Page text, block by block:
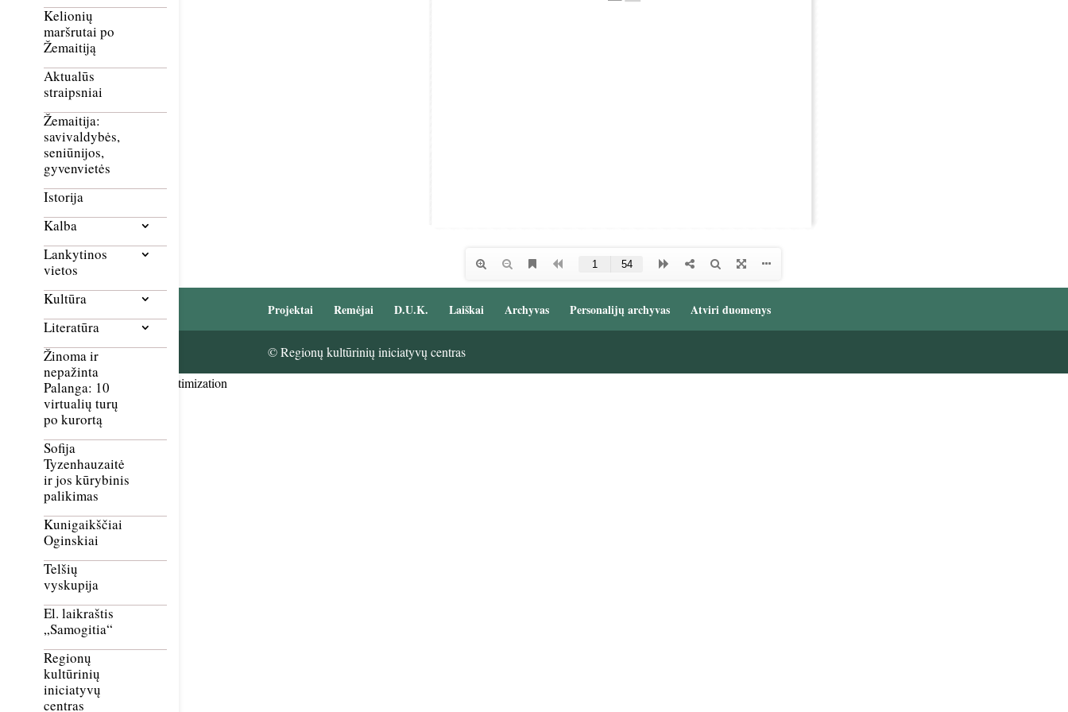
Kelionių
maršrutai po
Žemaitiją
Aktualūs
straipsniai
Žemaitija:
savivaldybės,
seniūnijos,
gyvenvietės
Istorija
Kalba
Lankytinos
vietos
Kultūra
Literatūra
Žinoma ir
nepažinta
Palanga: 10
virtualių turų
po kurortą
Sofija
Tyzenhauzaitė
ir jos kūrybinis
palikimas
Kunigaikščiai
Oginskiai
Telšių
vyskupija
El. laikraštis
„Samogitia“
Regionų
kultūrinių
iniciatyvų
centras
Projektai Remėjai D.U.K. Laiškai Archyvas Personalijų archyvas Atviri duomenys
© Regionų kultūrinių iniciatyvų centras
Smush Image Compression and Optimization